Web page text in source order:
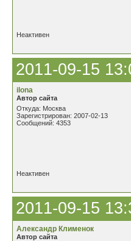
Неактивен
2011-09-15
ilona
Автор сайта
Откуда: Москва
Зарегистрирован: 2007-02-13
Сообщений: 4353
Неактивен
2011-09-15
Александр Клименок
Автор сайта